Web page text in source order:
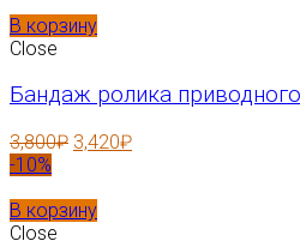
В корзину
Close
Бандаж ролика
3,800₽ 3,420₽
-10%
В корзину
Close